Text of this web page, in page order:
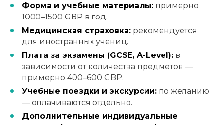
Форма и учебные материалы: примерно
1000–1500 GBP в год.
Медицинская страховка: рекомендуется
для иностранных учениц.
Плата за экзамены (GCSE, A-Level): в
зависимости от количества предметов —
примерно 400–600 GBP.
Учебные поездки и экскурсии: по желанию
— оплачиваются отдельно.
Дополнительные индивидуальные